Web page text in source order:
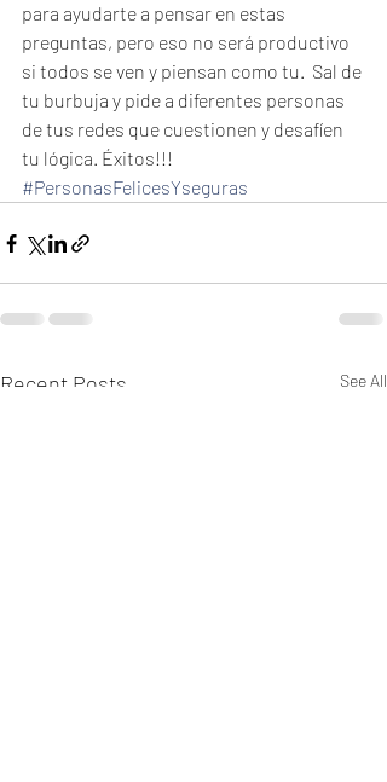
para ayudarte a pensar en estas
preguntas, pero eso no será productivo
si todos se ven y piensan como tu.  Sal de
tu burbuja y pide a diferentes personas
de tus redes que cuestionen y desafíen
tu lógica. Éxitos!!!
#PersonasFelicesYseguras
Recent Posts See All